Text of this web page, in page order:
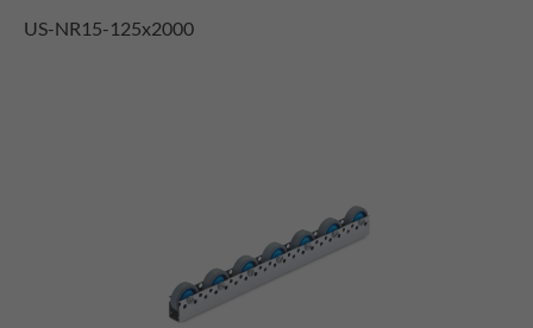
US-NR15-125x2000